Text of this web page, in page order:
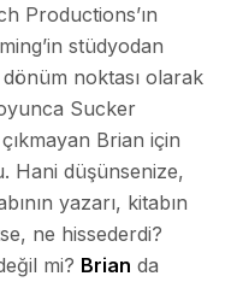
Productions’ın
stüdyodan
noktası olarak
Sucker
Brian için
Hani düşünsenize,
yazarı, kitabın
ne hissederdi?
mi? Brian da